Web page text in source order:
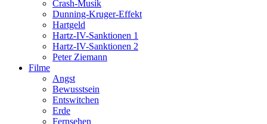
Crash-Musik
Dunning-Kruger-Effekt
Hartgeld
Hartz-IV-Sanktionen 1
Hartz-IV-Sanktionen 2
Peter Ziemann
Filme
Angst
Bewusstsein
Entswitchen
Erde
Fernsehen